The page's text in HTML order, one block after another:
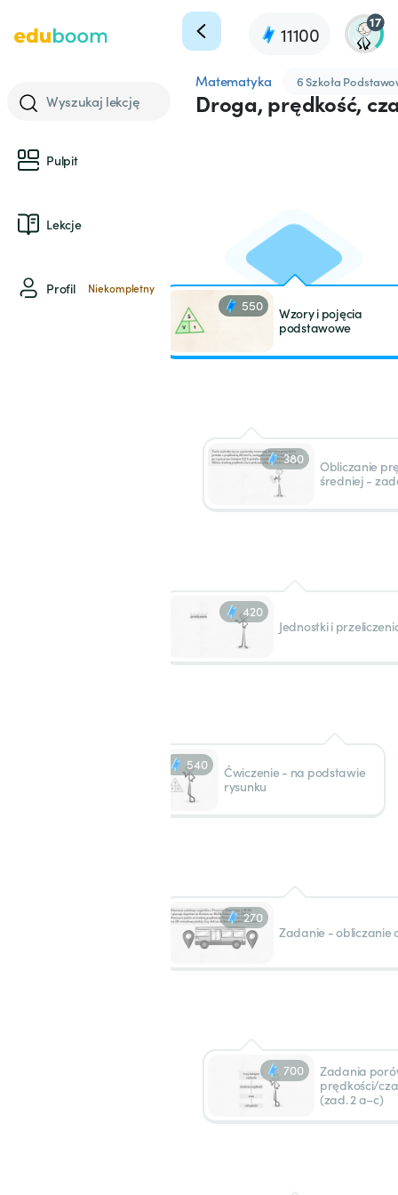
11100
17
Wyszukaj lekcję
Pulpit
Lekcje
Profil Niekompletny
Matematyka 6 Szkoła
Droga, prędkość,
550
Wzory i pojęcia
podstawowe
380
Obliczanie
średniej -
420
Jednostki i
540
Ćwiczenie - na podstawie
rysunku
270
Zadanie - obliczanie
700
Zadania
prędkości/
(zad. 2 a–c)